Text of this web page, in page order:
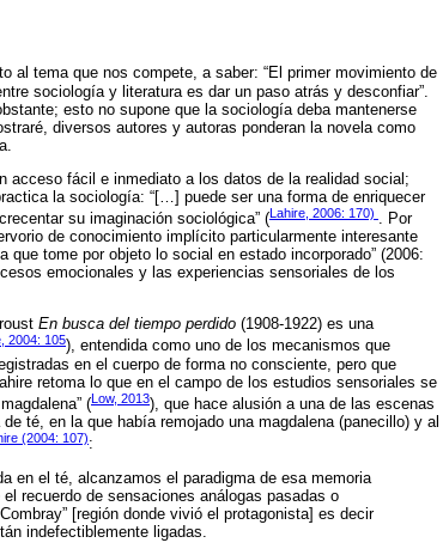
al tema que nos compete, a saber: “El primer movimiento de
sociología y literatura es dar un paso atrás y desconfiar”.
esto no supone que la sociología deba mantenerse
diversos autores y autoras ponderan la novela como
acceso fácil e inmediato a los datos de la realidad social;
la sociología: “[…] puede ser una forma de enriquecer
su imaginación sociológica” (Lahire, 2006: 170) . Por
de conocimiento implícito particularmente interesante
tome por objeto lo social en estado incorporado” (2006:
emocionales y las experiencias sensoriales de los
En busca del tiempo perdido (1908-1922) es una
2004: 105), entendida como uno de los mecanismos que
en el cuerpo de forma no consciente, pero que
retoma lo que en el campo de los estudios sensoriales se
(Low, 2013), que hace alusión a una de las escenas
té, en la que había remojado una magdalena (panecillo) y al
(2004: 107):
en el té, alcanzamos el paradigma de esa memoria
recuerdo de sensaciones análogas pasadas o
[región donde vivió el protagonista] es decir
indefectiblemente ligadas.